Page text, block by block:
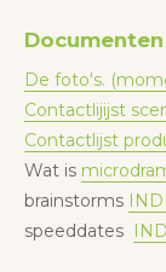
Documenten
De foto's.
Contactlijijst
Contactlijst
Wat is
brainstorms
speeddates